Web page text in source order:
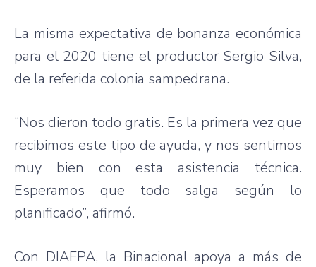
La misma expectativa de bonanza económica
para el 2020 tiene el productor Sergio Silva,
de la referida colonia sampedrana.
“Nos dieron todo gratis. Es la primera vez que
recibimos este tipo de ayuda, y nos sentimos
muy bien con esta asistencia técnica.
Esperamos que todo salga según lo
planificado”, afirmó.
Con DIAFPA, la Binacional apoya a más de